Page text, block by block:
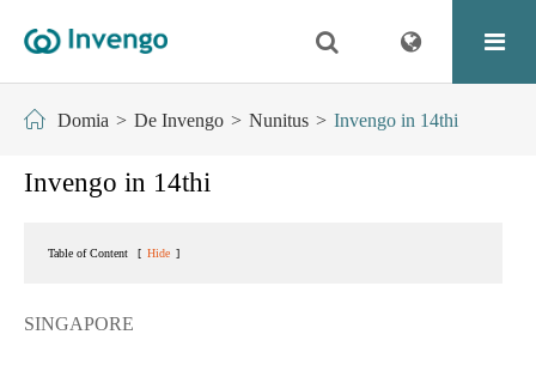
Domia De Invengo Nunitus Invengo in 14thi
Invengo in 14thi
Table of Content [ Hide ]
SINGAPORE